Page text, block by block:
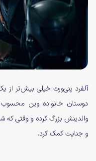
آلفرد پنی‌ورث خیلی بیش‌تر از
دوستان خانواده وین
والدینش بزرگ کرده و وقتی که
و جنایت کمک کرد.